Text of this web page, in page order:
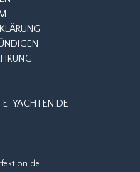
YACHTEN.DE